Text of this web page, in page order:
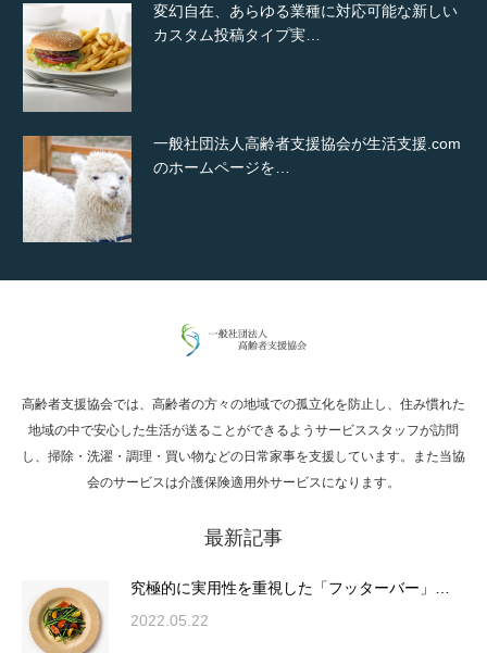
変幻自在、あらゆる業種に対応可能な新しい
カスタム投稿タイプ実…
一般社団法人高齢者支援協会が生活支援.com
のホームページを…
Hello world!
究極的に実用性を重視した「フッターバー」
高齢者支援協会では、高齢者の方々の地域での孤立化を防止し、住み慣れた
地域の中で安心した生活が送ることができるようサービススタッフが訪問
し、掃除・洗濯・調理・買い物などの日常家事を支援しています。また当協
会のサービスは介護保険適用外サービスになります。
最新記事
究極的に実用性を重視した「フッターバー」…
2022.05.22